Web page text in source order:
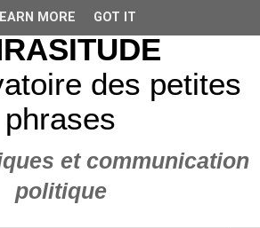
des petites
phrases
et communication
politique
MORE GOT IT